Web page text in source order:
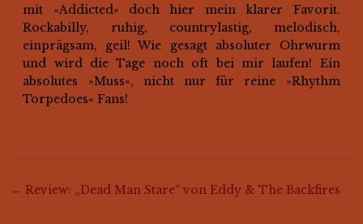
mit »Addicted« doch hier mein klarer Favorit.
Rockabilly, ruhig, countrylastig, melodisch,
einprägsam, geil! Wie gesagt absoluter Ohrwurm
und wird die Tage noch oft bei mir laufen! Ein
absolutes »Muss«, nicht nur für reine »Rhythm
Torpedoes« Fans!
← Review: „Dead Man Stare“ von Eddy & The Backfires